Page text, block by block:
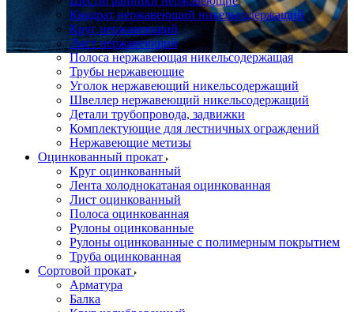
Квадрат нержавеющий никельсодержащий
Круг нержавеющий
Лист нержавеющий
Полоса нержавеющая никельсодержащая
Трубы нержавеющие
Уголок нержавеющий никельсодержащий
Швеллер нержавеющий никельсодержащий
Детали трубопровода, задвижки
Комплектующие для лестничных ограждений
Нержавеющие метизы
Оцинкованный прокат
Круг оцинкованный
Лента холоднокатаная оцинкованная
Лист оцинкованный
Полоса оцинкованная
Рулоны оцинкованные
Рулоны оцинкованные с полимерным покрытием
Труба оцинкованная
Сортовой прокат
Арматура
Балка